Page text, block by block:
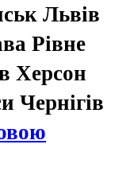
Львів
Рівне
Херсон
Чернігів